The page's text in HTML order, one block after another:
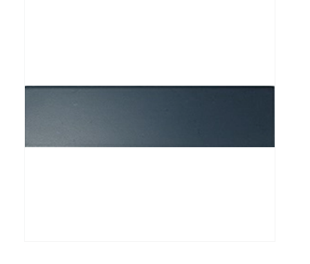
+7 (495) 532-06-30 internet@kdv.ru